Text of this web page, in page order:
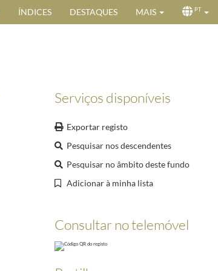
ÍNDICES DESTAQUES MAIS PT
Serviços disponíveis
Exportar registo
Pesquisar nos descendentes
Pesquisar no âmbito deste fundo
Adicionar à minha lista
Consultar no telemóvel